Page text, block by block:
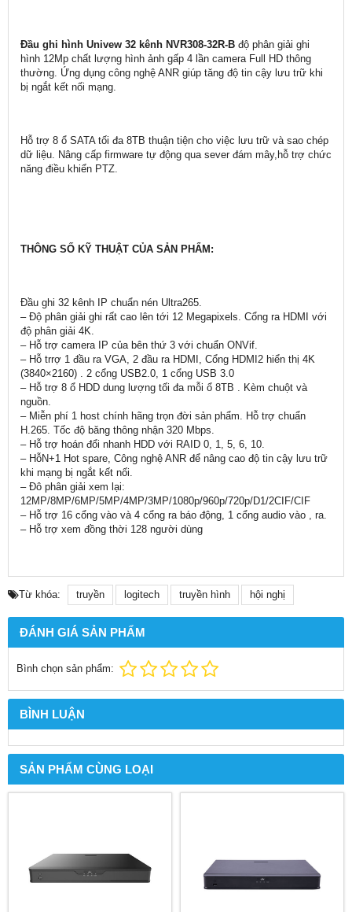
Đầu ghi hình Univew 32 kênh NVR308-32R-B độ phân giải ghi
hình 12Mp chất lượng hình ảnh gấp 4 lần camera Full HD thông
thường. Ứng dụng công nghệ ANR giúp tăng độ tin cậy lưu trữ khi
bị ngắt kết nối mạng.
Hỗ trợ 8 ổ SATA tối đa 8TB thuận tiện cho việc lưu trữ và sao chép
dữ liệu. Nâng cấp firmware tự động qua sever đám mây,hỗ trợ chức
năng điều khiển PTZ.
THÔNG SỐ KỸ THUẬT CỦA SẢN PHẨM:
Đầu ghi 32 kênh IP chuẩn nén Ultra265.
– Độ phân giải ghi rất cao lên tới 12 Megapixels. Cổng ra HDMI với
độ phân giải 4K.
– Hỗ trợ camera IP của bên thứ 3 với chuẩn ONVif.
– Hỗ trrợ 1 đầu ra VGA, 2 đầu ra HDMI, Cổng HDMI2 hiển thị 4K
(3840×2160) . 2 cổng USB2.0, 1 cổng USB 3.0
– Hỗ trợ 8 ổ HDD dung lượng tối đa mỗi ổ 8TB . Kèm chuột và
nguồn.
– Miễn phí 1 host chính hãng trọn đời sản phẩm. Hỗ trợ chuẩn
H.265. Tốc độ băng thông nhận 320 Mbps.
– Hỗ trợ hoán đổi nhanh HDD với RAID 0, 1, 5, 6, 10.
– HỗN+1 Hot spare, Công nghệ ANR để nâng cao độ tin cậy lưu trữ
khi mạng bị ngắt kết nối.
– Đô phân giải xem lại:
12MP/8MP/6MP/5MP/4MP/3MP/1080p/960p/720p/D1/2CIF/CIF
– Hỗ trợ 16 cổng vào và 4 cổng ra báo động, 1 cổng audio vào , ra.
– Hỗ trợ xem đồng thời 128 người dùng
Từ khóa: truyền logitech truyền hình hội nghị
ĐÁNH GIÁ SẢN PHẨM
Bình chọn sản phẩm:
BÌNH LUẬN
SẢN PHẨM CÙNG LOẠI